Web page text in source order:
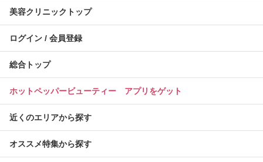
美容クリニックトップ
ログイン / 会員登録
総合トップ
ホットペッパービューティー アプリをゲット
近くのエリアから探す
オススメ特集から探す